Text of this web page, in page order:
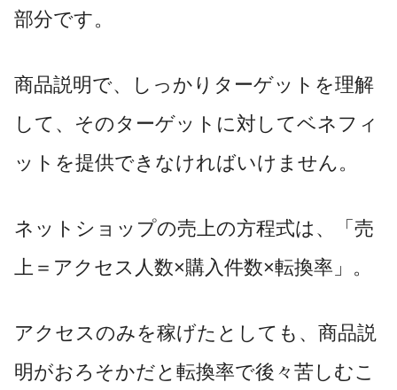
部分です。
商品説明で、しっかりターゲットを理解
して、そのターゲットに対してベネフィ
ットを提供できなければいけません。
ネットショップの売上の方程式は、「売
上＝アクセス人数×購入件数×転換率」。
アクセスのみを稼げたとしても、商品説
明がおろそかだと転換率で後々苦しむこ